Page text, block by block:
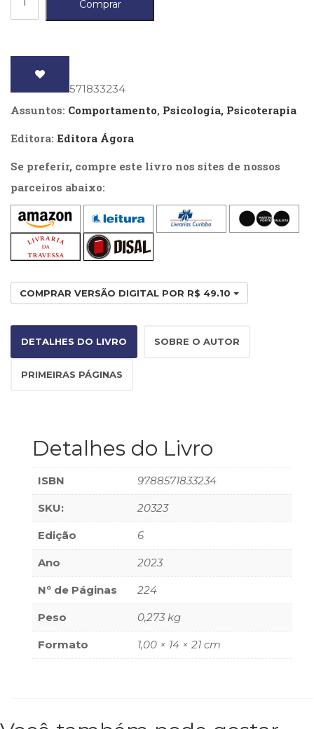
Rádio
(8)
Relações
Públicas
Comunicação
(31)
Religião,
Filosofia
(63)
Saúde
(132)
categoria
(0)
(22)
Treinamento
RH
(65)
Turismo
(1)
Vida
Prática
(32)
materno,
revista
e
ampliada
quantidade
Comprar
: 9788571833234
Assuntos: Comportamento, Psicologia, Psicoterapia
Editora: Editora Ágora
Se preferir, compre este livro nos sites de nossos
parceiros abaixo:
COMPRAR VERSÃO DIGITAL POR R$ 49.10
DETALHES DO LIVRO SOBRE O AUTOR
PRIMEIRAS PÁGINAS
Detalhes do Livro
ISBN 9788571833234
SKU: 20323
Edição 6
Ano 2023
Nº de Páginas 224
Peso 0,273 kg
Formato 1,00 × 14 × 21 cm